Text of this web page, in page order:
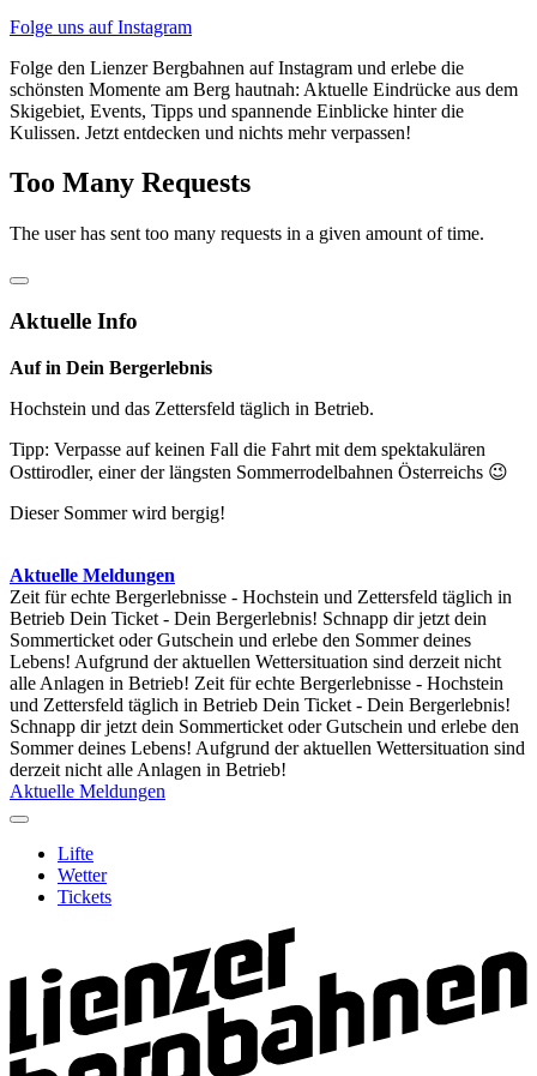
Folge uns auf Instagram
Folge den Lienzer Bergbahnen auf Instagram und erlebe die
schönsten Momente am Berg hautnah: Aktuelle Eindrücke aus dem
Skigebiet, Events, Tipps und spannende Einblicke hinter die
Kulissen. Jetzt entdecken und nichts mehr verpassen!
Too Many Requests
The user has sent too many requests in a given amount of time.
Aktuelle Info
Auf in Dein Bergerlebnis
Hochstein und das Zettersfeld täglich in Betrieb.
Tipp: Verpasse auf keinen Fall die Fahrt mit dem spektakulären
Osttirodler, einer der längsten Sommerrodelbahnen Österreichs 😉
Dieser Sommer wird bergig!
Aktuelle Meldungen
Zeit für echte Bergerlebnisse - Hochstein und Zettersfeld täglich in
Betrieb Dein Ticket - Dein Bergerlebnis! Schnapp dir jetzt dein
Sommerticket oder Gutschein und erlebe den Sommer deines
Lebens! Aufgrund der aktuellen Wettersituation sind derzeit nicht
alle Anlagen in Betrieb! Zeit für echte Bergerlebnisse - Hochstein
und Zettersfeld täglich in Betrieb Dein Ticket - Dein Bergerlebnis!
Schnapp dir jetzt dein Sommerticket oder Gutschein und erlebe den
Sommer deines Lebens! Aufgrund der aktuellen Wettersituation sind
derzeit nicht alle Anlagen in Betrieb!
Aktuelle Meldungen
Lifte
Wetter
Tickets